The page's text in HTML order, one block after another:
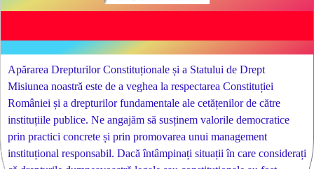
Apărarea Drepturilor Constituționale și a Statului de Drept
Misiunea noastră este de a veghea la respectarea Constituției
României și a drepturilor fundamentale ale cetățenilor de către
instituțiile publice. Ne angajăm să susținem valorile democratice
prin practici concrete și prin promovarea unui management
instituțional responsabil. Dacă întâmpinați situații în care considerați